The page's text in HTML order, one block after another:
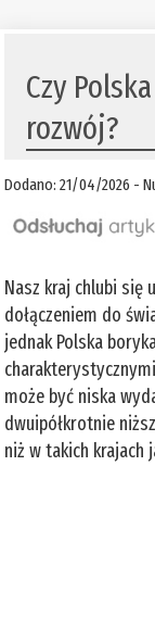
Czy
rozwój?
Dodano: 21/04/2026 -
Nasz kraj chlubi się
dołączeniem do
jednak Polska
może być niska
dwuipółkrotnie
niż w takich krajach